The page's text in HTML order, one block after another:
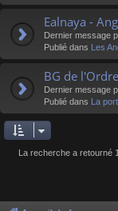
Ealnaya -
Dernier message
Publié dans Les
BG de l'Ordre
Dernier message
Publié dans La
La recherche a retourné